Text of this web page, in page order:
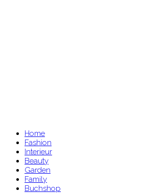
Home
Fashion
Interieur
Beauty
Garden
Family
Buchshop